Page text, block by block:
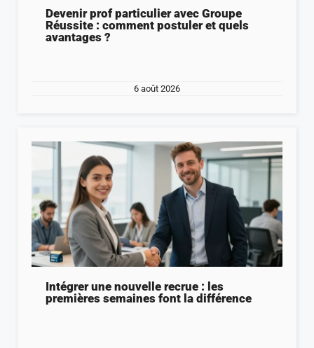
Devenir prof particulier avec Groupe
Réussite : comment postuler et quels
avantages ?
6 août 2026
Intégrer une nouvelle recrue : les
premières semaines font la différence